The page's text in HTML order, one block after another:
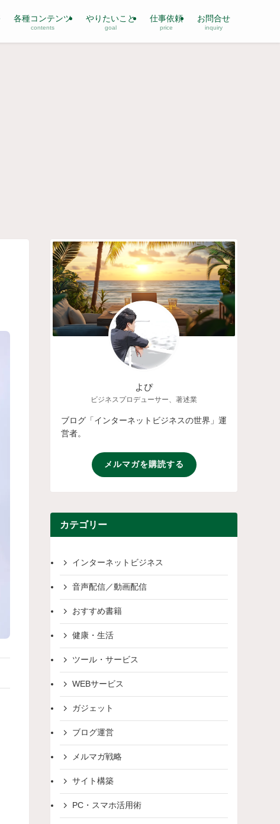
各種コンテンツ
contents
やりたいこと
goal
仕事依頼
price
お問合せ
inquiry
よぴ
ビジネスプロデューサー、著述業
ブログ「インターネットビジネスの世界」運
営者。
メルマガを購読する
カテゴリー
インターネットビジネス
音声配信／動画配信
おすすめ書籍
健康・生活
ツール・サービス
WEBサービス
ガジェット
ブログ運営
メルマガ戦略
サイト構築
PC・スマホ活用術